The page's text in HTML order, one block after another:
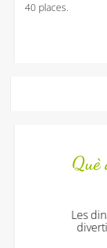
40 places.
Què
Les